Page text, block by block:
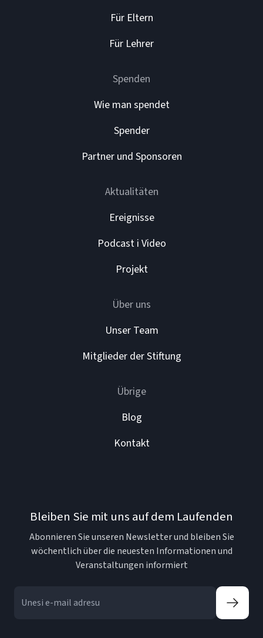
Für Eltern
Für Lehrer
Spenden
Wie man spendet
Spender
Partner und Sponsoren
Aktualitäten
Ereignisse
Podcast i Video
Projekt
Über uns
Unser Team
Mitglieder der Stiftung
Übrige
Blog
Kontakt
Bleiben Sie mit uns auf dem Laufenden
Abonnieren Sie unseren Newsletter und bleiben Sie
wöchentlich über die neuesten Informationen und
Veranstaltungen informiert